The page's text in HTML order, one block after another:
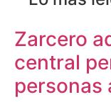
Zarcero
central
personas